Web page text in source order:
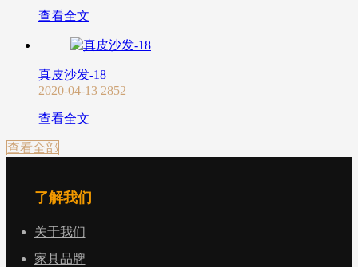
查看全文
真皮沙发-18
2020-04-13 2852
查看全文
查看全部
了解我们
关于我们
家具品牌